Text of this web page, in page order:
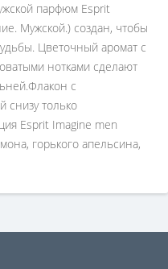
парфюм Esprit
Мужской.) создан, чтобы
Цветочный аромат с
нотками сделают
с
снизу только
Esprit Imagine men
горького апельсина,